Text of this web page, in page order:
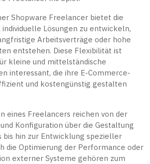
Shopware Freelancer bietet die
Lösungen zu entwickeln,
Arbeitsverträge oder hohe
entstehen. Diese Flexibilität ist
kleine und mittelständische
interessant, die ihre E-Commerce-
und kostengünstig gestalten
eines Freelancers reichen von der
Konfiguration über die Gestaltung
bis hin zur Entwicklung spezieller
die Optimierung der Performance oder
externer Systeme gehören zum